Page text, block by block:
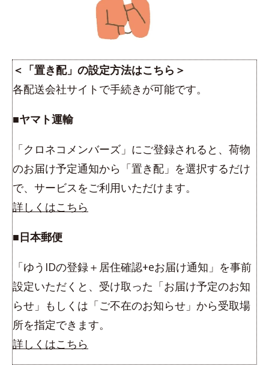
＜「置き配」の設定方法はこちら＞
各配送会社サイトで手続きが可能です。
■ヤマト運輸
「クロネコメンバーズ」にご登録されると、荷物
のお届け予定通知から「置き配」を選択するだけ
で、サービスをご利用いただけます。
詳しくはこちら
■日本郵便
「ゆうIDの登録＋居住確認+eお届け通知」を事前
設定いただくと、受け取った「お届け予定のお知
らせ」もしくは「ご不在のお知らせ」から受取場
所を指定できます。
詳しくはこちら